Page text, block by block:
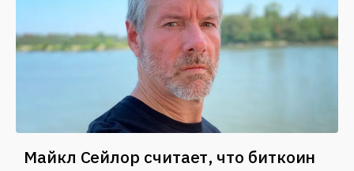
Майкл Сейлор считает, что биткоин